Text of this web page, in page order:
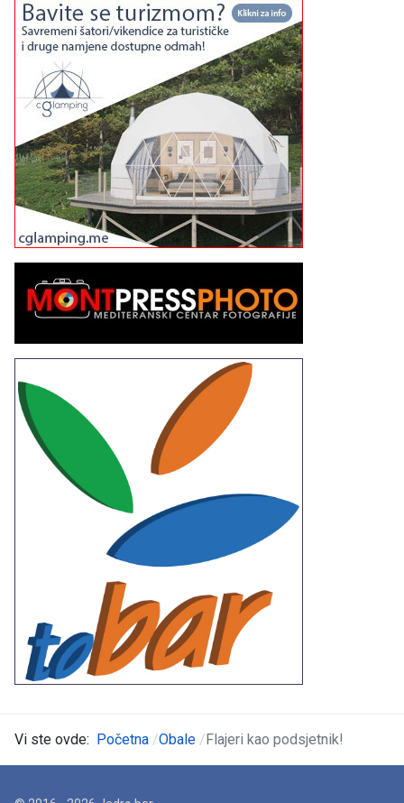
Vi ste ovde: Početna Obale Flajeri kao podsjetnik!